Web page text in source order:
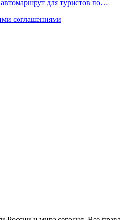
автомаршрут для туристов по…
соглашениями